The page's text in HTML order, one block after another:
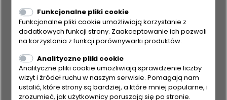
Funkcjonalne pliki cookie
Funkcjonalne pliki cookie umożliwiają korzystanie z
dodatkowych funkcji strony. Zaakceptowanie ich pozwoli
na korzystania z funkcji porównywarki produktów.
Analityczne pliki cookie
Analityczne pliki cookie umożliwiają sprawdzenie liczby
wizyt i źródeł ruchu w naszym serwisie. Pomagają nam
ustalić, które strony są bardziej, a które mniej popularne, i
zrozumieć, jak użytkownicy poruszają się po stronie.